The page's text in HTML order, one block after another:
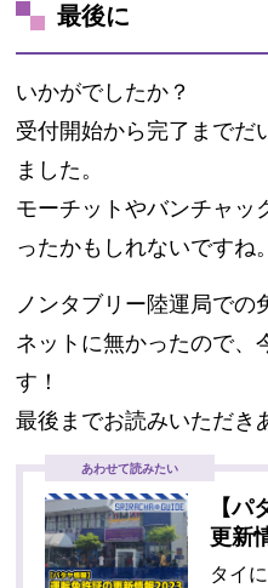
最後に
いかがでしたか？
受付開始から完了までだ
ました。
モーチットやバンチャッ
ったかもしれないですね。
ノンタブリー陸運局で
ネットに無かったので、
す！
最後までお読みいただき
あわせて読みたい
【
更新
タイ